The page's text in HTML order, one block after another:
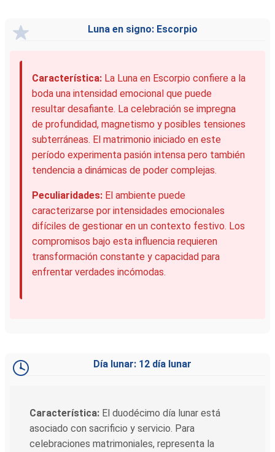
Luna en signo: Escorpio
Característica: La Luna en Escorpio confiere a la
boda una intensidad emocional que puede
resultar desafiante. La celebración se impregna
de profundidad, magnetismo y posibles tensiones
subterráneas. El matrimonio iniciado en este
período experimenta pasión intensa pero también
tendencia a dinámicas de poder complejas.
Peculiaridades: El ambiente puede
caracterizarse por intensidades emocionales
difíciles de gestionar en un contexto festivo. Los
compromisos bajo esta influencia requieren
transformación constante y capacidad para
enfrentar verdades incómodas.
Día lunar: 12 día lunar
Característica: El duodécimo día lunar está
asociado con sacrificio y servicio. Para
celebraciones matrimoniales, representa la